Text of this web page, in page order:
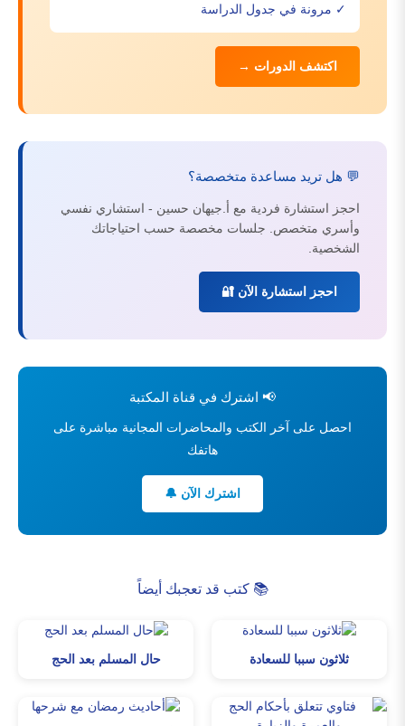
✓ مرونة في جدول الدراسة
اكتشف الدورات →
💬 هل تريد مساعدة متخصصة؟
احجز استشارة فردية مع أ.جيهان حسين - استشاري نفسي
وأسري متخصص. جلسات مخصصة حسب احتياجاتك
الشخصية.
احجز استشارة الآن 🔐
📢 اشترك في قناة المكتبة
احصل على آخر الكتب والمحاضرات المجانية مباشرة على
هاتفك
اشترك الآن 🔔
📚 كتب قد تعجبك أيضاً
ثلاثون سببا للسعادة حال المسلم بعد الحج